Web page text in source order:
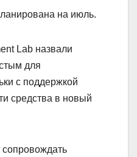
на июль.
Lab назвали
для
с поддержкой
средства в новый